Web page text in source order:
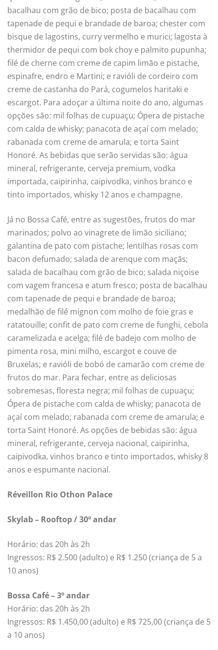
bacalhau com grão de bico; posta de bacalhau com
tapenade de pequi e brandade de baroa; chester com
bisque de lagostins, curry vermelho e murici; lagosta à
thermidor de pequi com bok choy e palmito pupunha;
filé de cherne com creme de capim limão e pistache,
espinafre, endro e Martini; e ravióli de cordeiro com
creme de castanha do Pará, cogumelos haritaki e
escargot. Para adoçar a última noite do ano, algumas
opções são: mil folhas de cupuaçu; Ópera de pistache
com calda de whisky; panacota de açaí com melado;
rabanada com creme de amarula; e torta Saint
Honoré. As bebidas que serão servidas são: água
mineral, refrigerante, cerveja premium, vodka
importada, caipirinha, caipivodka, vinhos branco e
tinto importados, whisky 12 anos e champagne.
Já no Bossa Café, entre as sugestões, frutos do mar
marinados; polvo ao vinagrete de limão siciliano;
galantina de pato com pistache; lentilhas rosas com
bacon defumado; salada de arenque com maçãs;
salada de bacalhau com grão de bico; salada niçoise
com vagem francesa e atum fresco; posta de bacalhau
com tapenade de pequi e brandade de baroa;
medalhão de filé mignon com molho de foie gras e
ratatouille; confit de pato com creme de funghi, cebola
caramelizada e acelga; filé de badejo com molho de
pimenta rosa, mini milho, escargot e couve de
Bruxelas; e ravióli de bobó de camarão com creme de
frutos do mar. Para fechar, entre as deliciosas
sobremesas, floresta negra; mil folhas de cupuaçu;
Ópera de pistache com calda de whisky; panacota de
açaí com melado; rabanada com creme de amarula; e
torta Saint Honoré. As opções de bebidas são: água
mineral, refrigerante, cerveja nacional, caipirinha,
caipivodka, vinhos branco e tinto importados, whisky 8
anos e espumante nacional.
Réveillon Rio Othon Palace
Skylab – Rooftop / 30º andar
Horário: das 20h às 2h
Ingressos: R$ 2.500 (adulto) e R$ 1.250 (criança de 5 a
10 anos)
Bossa Café – 3º andar
Horário: das 20h às 2h
Ingressos: R$ 1.450,00 (adulto) e R$ 725,00 (criança de 5
a 10 anos)